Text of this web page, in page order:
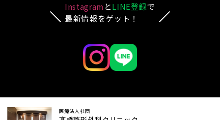
Instagram とLINE登録で
最新情報をゲット！
医療法人社団